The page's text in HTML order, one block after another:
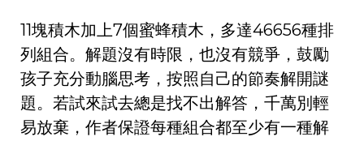
11塊積木加上7個蜜蜂積木，多達46656種排
列組合。解題沒有時限，也沒有競爭，鼓勵
孩子充分動腦思考，按照自己的節奏解開謎
題。若試來試去總是找不出解答，千萬別輕
易放棄，作者保證每種組合都至少有一種解